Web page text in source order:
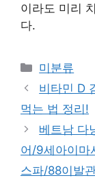
이라도 미리
다.
Categories
미분류
비타민 D
먹는 법 정리!
베트남 다
어/9세아이마
스파/88이발